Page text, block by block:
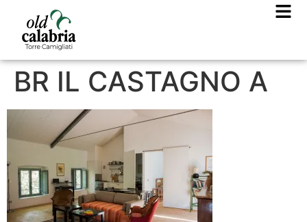
BR IL CASTAGNO A